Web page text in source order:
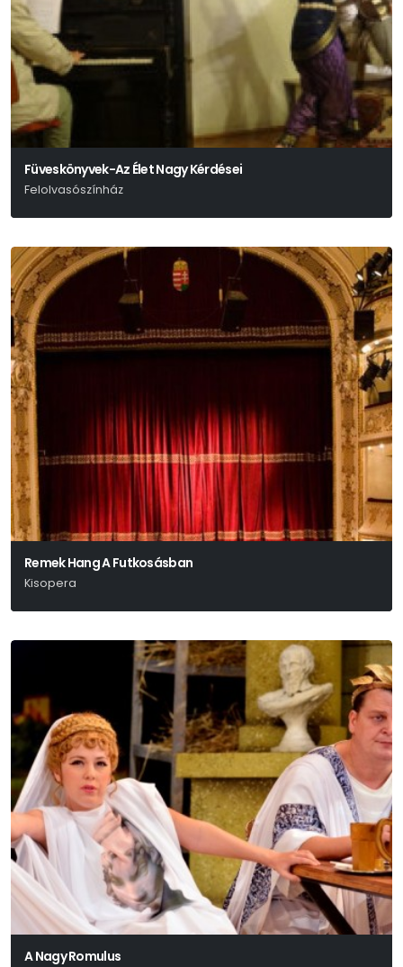
Füveskönyvek-Az Élet Nagy Kérdései
Felolvasószínház
Remek Hang A Futkosásban
Kisopera
A Nagy Romulus